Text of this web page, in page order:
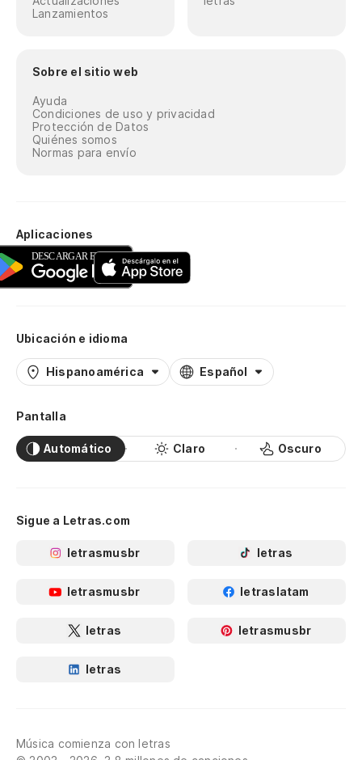
Lanzamientos
Sobre el sitio web
Ayuda
Condiciones de uso y privacidad
Protección de Datos
Quiénes somos
Normas para envío
Aplicaciones
Ubicación e idioma
Hispanoamérica Español
Pantalla
Automático Claro Oscuro
Sigue a Letras.com
letrasmusbr letras
letrasmusbr letraslatam
letras letrasmusbr
letras
Música comienza con letras